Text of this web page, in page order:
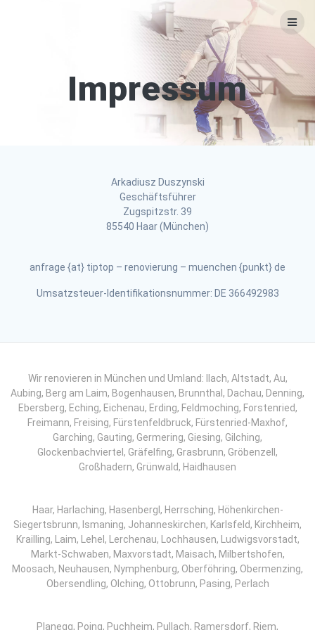
Inhalt
springen
Impressum
Arkadiusz Duszynski
Geschäftsführer
Zugspitzstr. 39
85540 Haar (München)
anfrage {at} tiptop – renovierung – muenchen {punkt} de
Umsatzsteuer-Identifikationsnummer: DE 366492983
Wir renovieren in München und Umland: llach, Altstadt, Au,
Aubing, Berg am Laim, Bogenhausen, Brunnthal, Dachau, Denning,
Ebersberg, Eching, Eichenau, Erding, Feldmoching, Forstenried,
Freimann, Freising, Fürstenfeldbruck, Fürstenried-Maxhof,
Garching, Gauting, Germering, Giesing, Gilching,
Glockenbachviertel, Gräfelfing, Grasbrunn, Gröbenzell,
Großhadern, Grünwald, Haidhausen
Haar, Harlaching, Hasenbergl, Herrsching, Höhenkirchen-
Siegertsbrunn, Ismaning, Johanneskirchen, Karlsfeld, Kirchheim,
Krailling, Laim, Lehel, Lerchenau, Lochhausen, Ludwigsvorstadt,
Markt-Schwaben, Maxvorstadt, Maisach, Milbertshofen,
Moosach, Neuhausen, Nymphenburg, Oberföhring, Obermenzing,
Obersendling, Olching, Ottobrunn, Pasing, Perlach
Planegg, Poing, Puchheim, Pullach, Ramersdorf, Riem,